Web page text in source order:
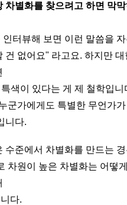
차별화를 찾으려고 하면 막
인터뷰해 보면 이런 말씀을
건 없어요" 라고요. 하지만
색이 있다는 게 제 철학입니
군가에게도 특별한 무언가
니다.
수준에서 차별화를 만드는 경
차원이 높은 차별화는 어떻
다.